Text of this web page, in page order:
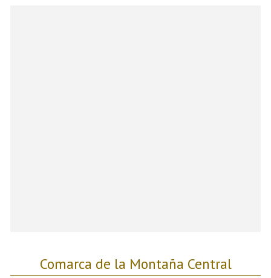
Comarca de la Montaña Central